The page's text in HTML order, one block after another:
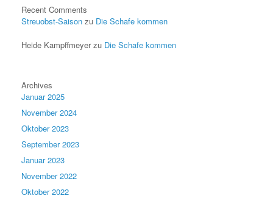
Recent Comments
Streuobst-Saison zu Die Schafe kommen
Heide Kampffmeyerzu Die Schafe kommen
Archives
Januar 2025
November 2024
Oktober 2023
September 2023
Januar 2023
November 2022
Oktober 2022